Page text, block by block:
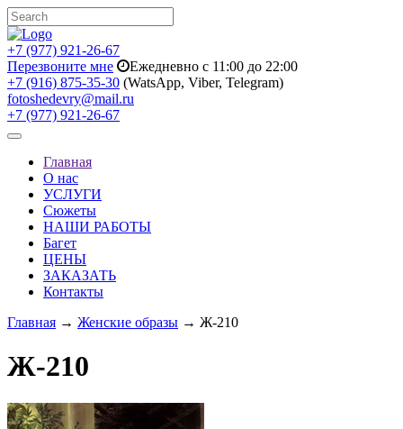
+7 (977) 921-26-67
Перезвоните мне
Ежедневно с 11:00 до 22:00
+7 (916) 875-35-30 (WatsApp, Viber, Telegram)
fotoshedevry@mail.ru
+7 (977) 921-26-67
Toggle
navigationГлавная
О нас
УСЛУГИ
Сюжеты
НАШИ РАБОТЫ
Багет
ЦЕНЫ
ЗАКАЗАТЬ
Контакты
Главная → Женские образы → Ж-210
Ж-210